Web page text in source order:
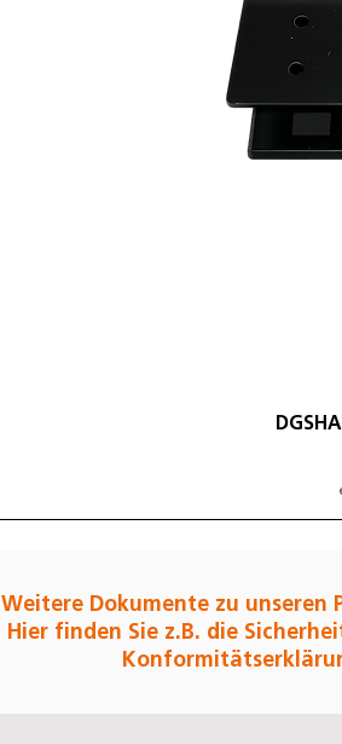
Weitere Dokumente zu unseren
Hier finden Sie z.B. die